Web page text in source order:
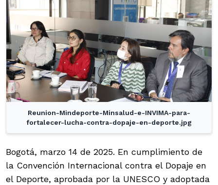
Reunion-Mindeporte-Minsalud-e-INVIMA-para-
fortalecer-lucha-contra-dopaje-en-deporte.jpg
Bogotá, marzo 14 de 2025. En cumplimiento de
la Convención Internacional contra el Dopaje en
el Deporte, aprobada por la UNESCO y adoptada